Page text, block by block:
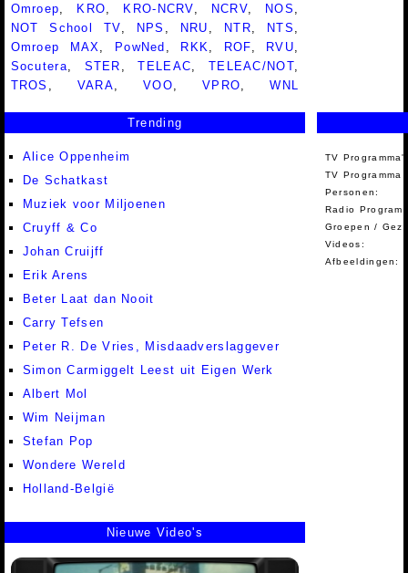
Omroep
KRO KRO-NCRV NCRV NOS
NOT School TV
NPS NRU NTR NTS
Omroep MAX
PowNed RKK ROF RVU
Socutera
STER ,TELEAC TELEAC/NOT
TROS
VARA ,VOO ,VPRO ,WNL
Trending
Alice Oppenheim
De Schatkast
Muziek voor Miljoenen
Cruyff & Co
Johan Cruijff
Erik Arens
Beter Laat dan Nooit
Carry Tefsen
Peter R. De Vries, Misdaadverslaggever
Simon Carmiggelt Leest uit Eigen Werk
Albert Mol
Wim Neijman
Stefan Pop
Wondere Wereld
Holland-België
TV
TV Programma
Personen:
Radio
Groepen /
Videos:
Afbeeldingen:
Nieuwe Video's